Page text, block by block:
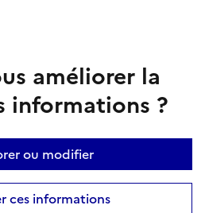
améliorer la
informations ?
ou modifier
ces informations